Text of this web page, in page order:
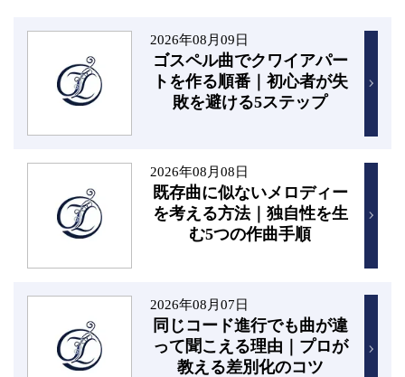
2026年08月09日
ゴスペル曲でクワイアパー
トを作る順番｜初心者が失
敗を避ける5ステップ
2026年08月08日
既存曲に似ないメロディー
を考える方法｜独自性を生
む5つの作曲手順
2026年08月07日
同じコード進行でも曲が違
って聞こえる理由｜プロが
教える差別化のコツ